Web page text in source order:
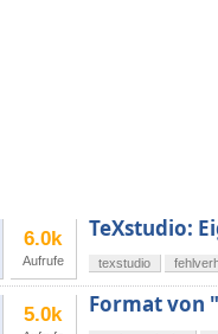
6.0k
Aufrufe
TeXstudio:
texstudio
5.0k Format von